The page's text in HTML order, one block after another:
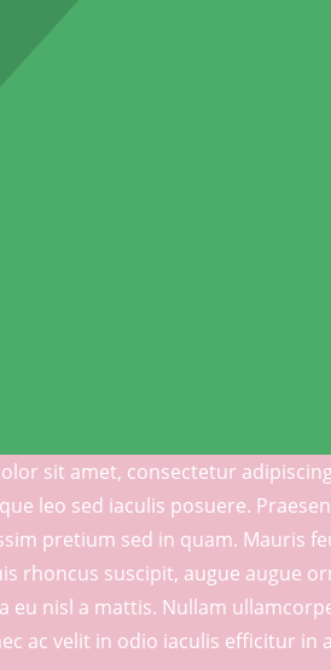
sit amet, consectetur
leo sed iaculis posuere.
pretium sed in quam. Mauris
rhoncus suscipit, augue augue
eu nisl a mattis. Nullam
ac velit in odio iaculis efficitur